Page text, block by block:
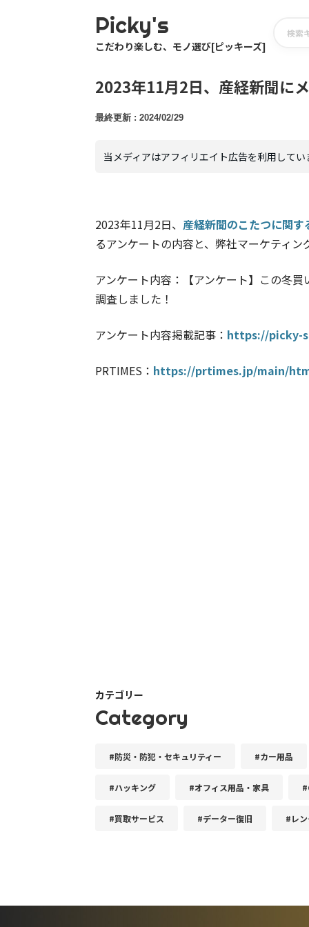
Picky's
こだわり楽しむ、モノ選び[ピッキーズ]
2023年11月2日、産経新聞に
2024/02/29
当メディアはアフィリエイト広告を利用してい
2023年11月2日、 産経新聞のこたつに関す
るアンケートの内容と、弊社マーケティ
アンケート内容：【アンケート】この冬
調査しました！
アンケート内容掲載記事： https://picky-
PRTIMES： https://prtimes.jp/main/
カテゴリー
Category
#防災・防犯・セキュリティー #カー用品
#ハッキング #オフィス用品・家具
#買取サービス #データー復旧 #レ